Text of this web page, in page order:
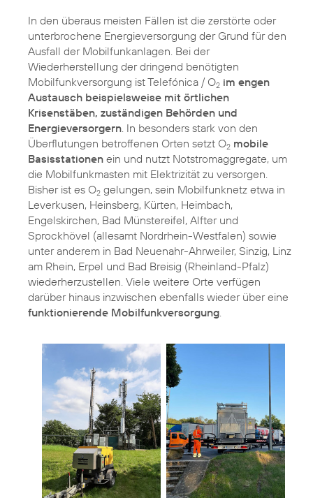
In den überaus meisten Fällen ist die zerstörte oder
unterbrochene Energieversorgung der Grund für den
Ausfall der Mobilfunkanlagen. Bei der
Wiederherstellung der dringend benötigten
Mobilfunkversorgung ist Telefónica / O2 im engen
Austausch beispielsweise mit örtlichen
Krisenstäben, zuständigen Behörden und
Energieversorgern . In besonders stark von den
Überflutungen betroffenen Orten setzt O2 mobile
Basisstationen ein und nutzt Notstromaggregate, um
die Mobilfunkmasten mit Elektrizität zu versorgen.
Bisher ist es O2 gelungen, sein Mobilfunknetz etwa in
Leverkusen, Heinsberg, Kürten, Heimbach,
Engelskirchen, Bad Münstereifel, Alfter und
Sprockhövel (allesamt Nordrhein-Westfalen) sowie
unter anderem in Bad Neuenahr-Ahrweiler, Sinzig, Linz
am Rhein, Erpel und Bad Breisig (Rheinland-Pfalz)
wiederherzustellen. Viele weitere Orte verfügen
darüber hinaus inzwischen ebenfalls wieder über eine
funktionierende Mobilfunkversorgung